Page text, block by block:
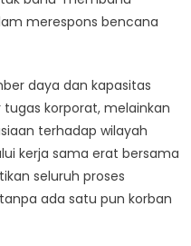
merespons bencana
daya dan kapasitas
korporat, melainkan
terhadap wilayah
kerja sama erat bersama
seluruh proses
ada satu pun korban